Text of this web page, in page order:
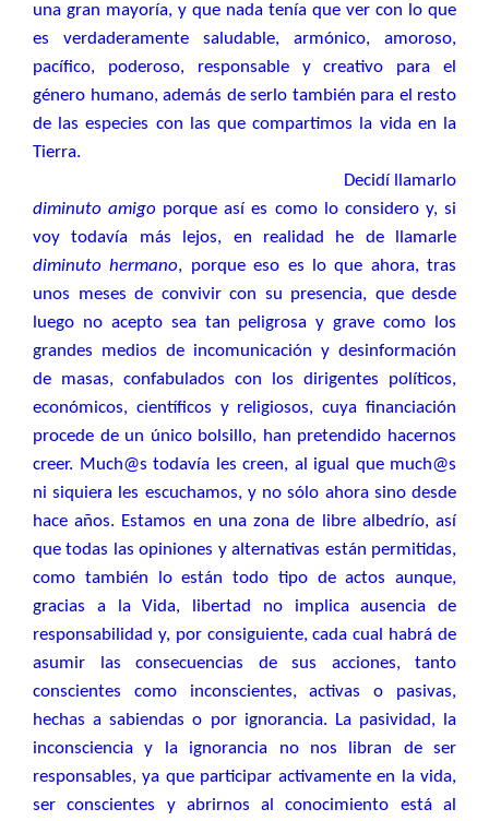
una gran mayoría, y que nada tenía que ver con lo que
es verdaderamente saludable, armónico, amoroso,
pacífico, poderoso, responsable y creativo para el
género humano, además de serlo también para el resto
de las especies con las que compartimos la vida en la
Tierra.
Decidí llamarlo
diminuto amigo porque así es como lo considero y, si
voy todavía más lejos, en realidad he de llamarle
diminuto hermano, porque eso es lo que ahora, tras
unos meses de convivir con su presencia, que desde
luego no acepto sea tan peligrosa y grave como los
grandes medios de incomunicación y desinformación
de masas, confabulados con los dirigentes políticos,
económicos, científicos y religiosos, cuya financiación
procede de un único bolsillo, han pretendido hacernos
creer. Much@s todavía les creen, al igual que much@s
ni siquiera les escuchamos, y no sólo ahora sino desde
hace años. Estamos en una zona de libre albedrío, así
que todas las opiniones y alternativas están permitidas,
como también lo están todo tipo de actos aunque,
gracias a la Vida, libertad no implica ausencia de
responsabilidad y, por consiguiente, cada cual habrá de
asumir las consecuencias de sus acciones, tanto
conscientes como inconscientes, activas o pasivas,
hechas a sabiendas o por ignorancia. La pasividad, la
inconsciencia y la ignorancia no nos libran de ser
responsables, ya que participar activamente en la vida,
ser conscientes y abrirnos al conocimiento está al